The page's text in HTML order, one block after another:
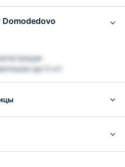
Domodedovo
(до 5 кг)